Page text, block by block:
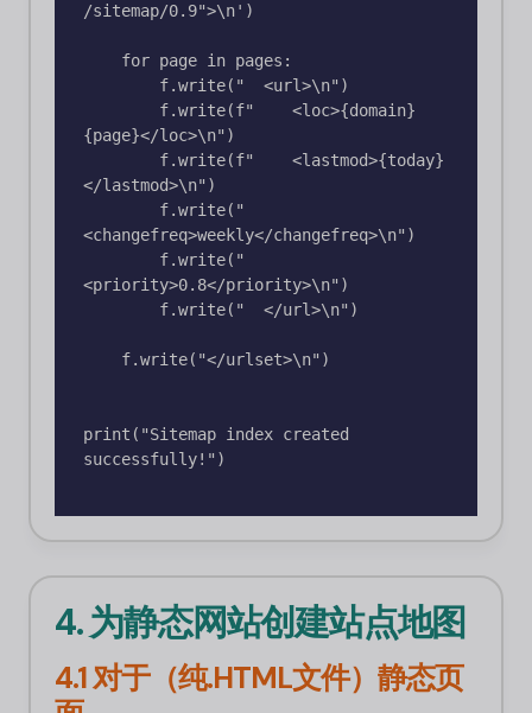
/sitemap/0.9">\n')
{page}</loc>\n")
</lastmod>\n")
<changefreq>weekly</changefreq>\n")
<priority>0.8</priority>\n")
print("Sitemap index created
successfully!")
4. 为静态网站创建站点地图
4.1 对于（纯.HTML文件）静态页